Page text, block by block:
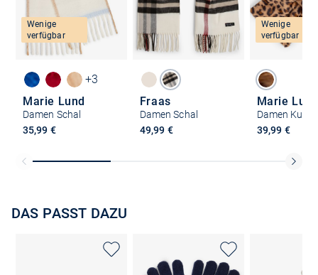
Wenige
verfügbar
+3
Marie Lund
Damen Schal
35,99 €
Fraas
Damen Schal
49,99 €
Wenige
verfügbar
Marie
39,99 €
DAS PASST DAZU